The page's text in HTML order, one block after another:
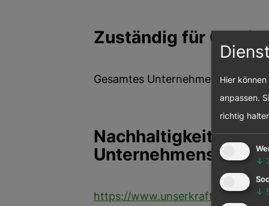
Zuständig für CSR
Gesamtes Unternehmen
https://www.unserkraftwerk.at/
Hier
anpassen.
richtig
↓
↓